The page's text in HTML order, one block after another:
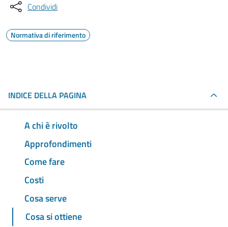
Condividi
Normativa di riferimento
INDICE DELLA PAGINA
A chi è rivolto
Approfondimenti
Come fare
Costi
Cosa serve
Cosa si ottiene